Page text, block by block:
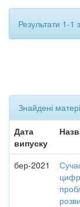
Результати 1-1
Знайдені
Дата
випуску
бер-2021